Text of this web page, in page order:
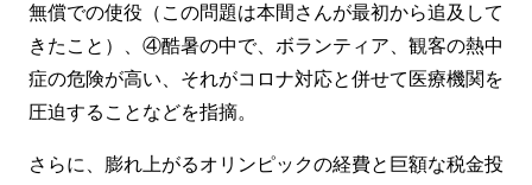
無償での使役（この問題は本間さんが最初から追及して
きたこと）、④酷暑の中で、ボランティア、観客の熱中
症の危険が高い、それがコロナ対応と併せて医療機関を
圧迫することなどを指摘。
さらに、膨れ上がるオリンピックの経費と巨額な税金投